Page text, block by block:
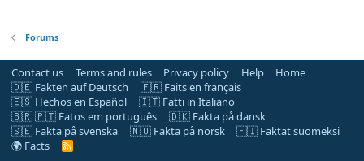
Forums
Contact us Terms and rules Privacy policy Help
Home
🇩🇪 Fakten auf Deutsch
🇫🇷 Faits en français
🇪🇸 Hechos en Español
🇮🇹 Fatti in Italiano
🇧🇷 🇵🇹 Fatos em português
🇩🇰 Fakta på dansk
🇸🇪 Fakta på svenska
🇳🇴 Fakta på norsk
🇫🇮 Faktat suomeksi
🌍 Facts
R